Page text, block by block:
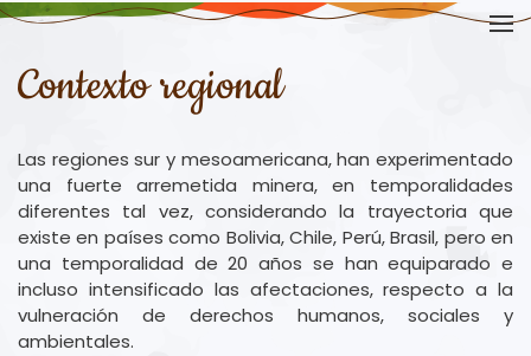
Skip to main content
Contexto regional
Las regiones sur y mesoamericana, han experimentado
una fuerte arremetida minera, en temporalidades
diferentes tal vez, considerando la trayectoria que
existe en países como Bolivia, Chile, Perú, Brasil, pero en
una temporalidad de 20 años se han equiparado e
incluso intensificado las afectaciones, respecto a la
vulneración de derechos humanos, sociales y
ambientales.